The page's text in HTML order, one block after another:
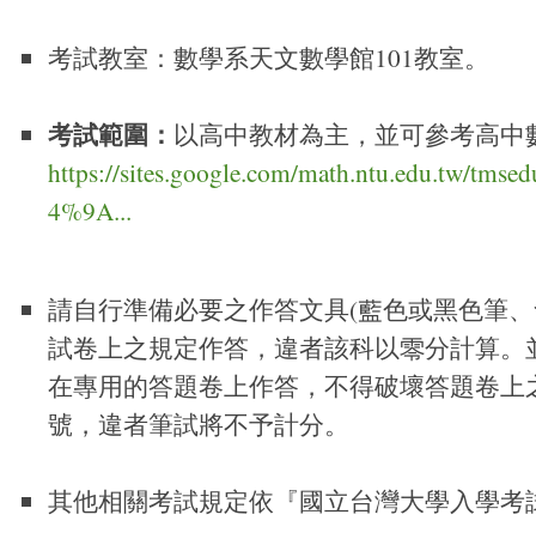
考試教室：數學系天文數學館101教室。
考試範圍： 以高中教材為主，並可參考高
https://sites.google.com/math.ntu.edu.tw/
4%9A...
請自行準備必要之作答文具(藍色或黑色筆
試卷上之規定作答，違者該科以零分計算
在專用的答題卷上作答，不得破壞答題卷
號，違者筆試將不予計分。
其他相關考試規定依『國立台灣大學入學